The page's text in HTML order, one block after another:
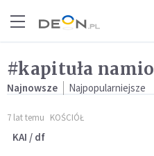
#kapituła
Najnowsze Najpopularniejsze
7 lat temu KOŚCIÓŁ
KAI / df